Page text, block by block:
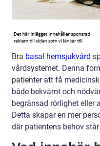
Bra basal hemsjukvård
vårdsystemet. Denna
patienter att få
både bekvämt och
begränsad rörlighet eller
Detta skapar en mer
där patientens behov